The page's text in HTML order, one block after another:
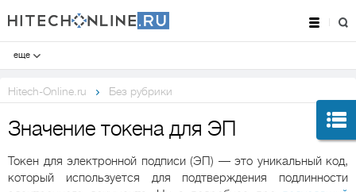
еще
Hitech-Online.ru Без рубрики
Значение токена для ЭП
Токен для электронной подписи (ЭП) — это уникальный код,
который используется для подтверждения подлинности